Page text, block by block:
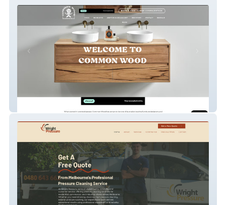
CommonWoodCo